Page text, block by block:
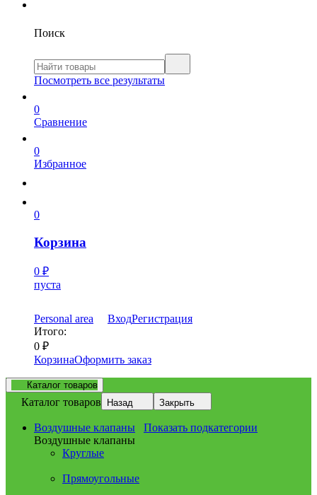
Поиск
Посмотреть все результаты
0
Сравнение
0
Избранное
0
Корзина
0 ₽
пуста
Personal area ВходРегистрация
Итого:
0 ₽
КорзинаОформить заказ
Каталог товаров
Каталог товаров Назад Закрыть
Воздушные клапаны
Показать подкатегории
Воздушные клапаны
Круглые
Прямоугольные